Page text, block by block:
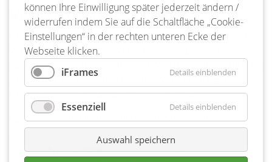
Veranstaltungskalender
Hier ist ja richtig was los! Ja, die Bienenbütteler lieben ihre
Veranstaltungen, Feste und Events. Und das merkt man
auch, wenn man daran teilnimmt. Von der Vorbereitung bis
zum letzten Kehraus steckt in allen Veranstaltungen viel
Herzblut, Leidenschaft und Liebe zum Detail.
Lassen Sie sich mitreißen und seien Sie dabei!
August 2026 >
können Ihre Einwilligung später jederzeit ändern /
widerrufen indem Sie auf die Schaltfläche „Cookie-
Einstellungen“ in der rechten unteren Ecke der
Webseite klicken.
iFrames
Details einblenden
Essenziell Details einblenden
Auswahl speichern